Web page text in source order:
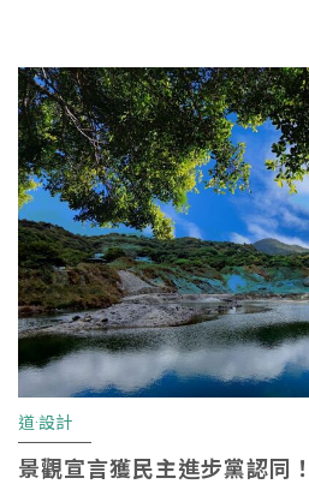
道·設計
景觀宣言獲民主進步黨認同